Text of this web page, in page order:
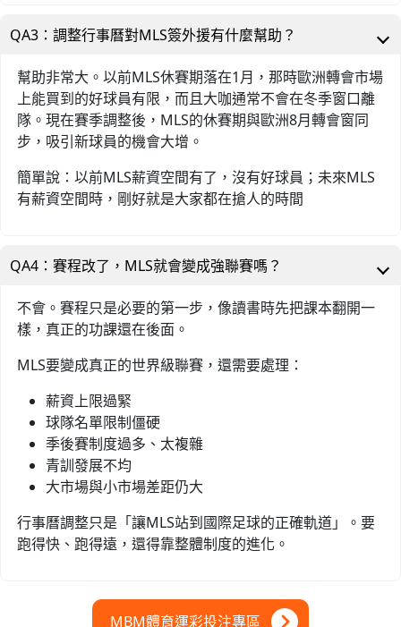
QA3：調整行事曆對MLS簽外援有什麼幫助？
幫助非常大。以前MLS休賽期落在1月，那時歐洲轉會市場
上能買到的好球員有限，而且大咖通常不會在冬季窗口離
隊。現在賽季調整後，MLS的休賽期與歐洲8月轉會窗同
步，吸引新球員的機會大增。
簡單說：以前MLS薪資空間有了，沒有好球員；未來MLS
有薪資空間時，剛好就是大家都在搶人的時間
QA4：賽程改了，MLS就會變成強聯賽嗎？
不會。賽程只是必要的第一步，像讀書時先把課本翻開一
樣，真正的功課還在後面。
MLS要變成真正的世界級聯賽，還需要處理：
薪資上限過緊
球隊名單限制僵硬
季後賽制度過多、太複雜
青訓發展不均
大市場與小市場差距仍大
行事曆調整只是「讓MLS站到國際足球的正確軌道」。要
跑得快、跑得遠，還得靠整體制度的進化。
MBM體育運彩投注專區